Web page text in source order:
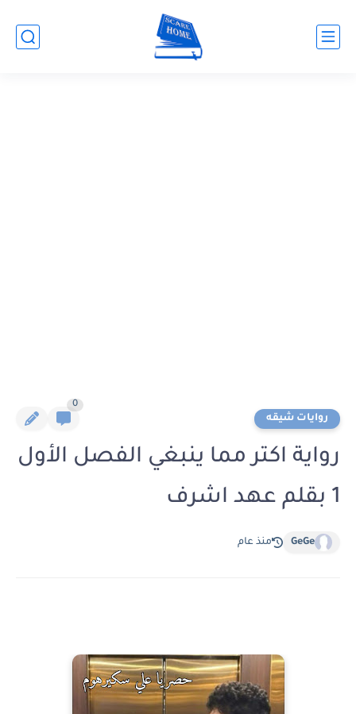
روايات شيقه
0
رواية اكتر مما ينبغي الفصل الأول
1 بقلم عهد اشرف
GeGe منذ عام